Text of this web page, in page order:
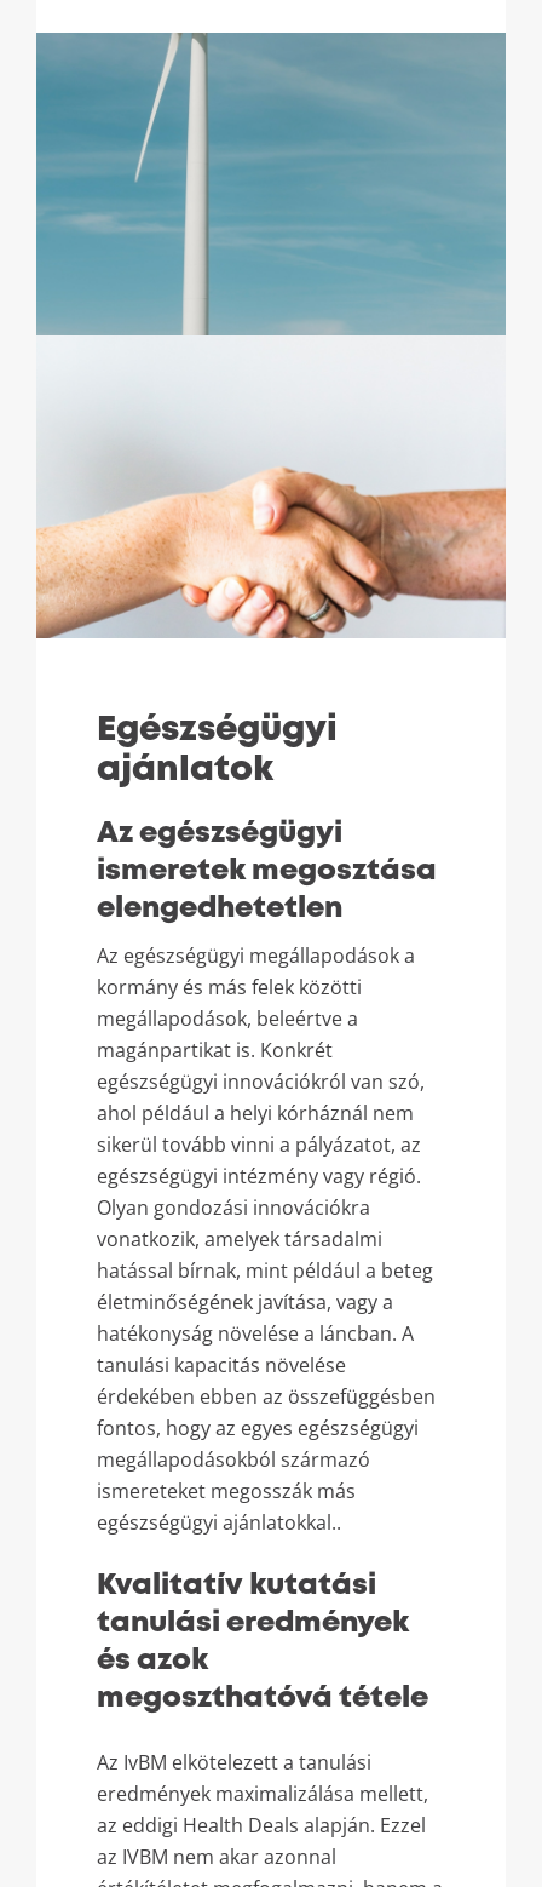
Egészségügyi
ajánlatok
Az egészségügyi
ismeretek megosztása
elengedhetetlen
Az egészségügyi megállapodások a
kormány és más felek közötti
megállapodások, beleértve a
magánpartikat is. Konkrét
egészségügyi innovációkról van szó,
ahol például a helyi kórháznál nem
sikerül tovább vinni a pályázatot, az
egészségügyi intézmény vagy régió.
Olyan gondozási innovációkra
vonatkozik, amelyek társadalmi
hatással bírnak, mint például a beteg
életminőségének javítása, vagy a
hatékonyság növelése a láncban. A
tanulási kapacitás növelése
érdekében ebben az összefüggésben
fontos, hogy az egyes egészségügyi
megállapodásokból származó
ismereteket megosszák más
egészségügyi ajánlatokkal..
Kvalitatív kutatási
tanulási eredmények
és azok
megoszthatóvá tétele
Az IvBM elkötelezett a tanulási
eredmények maximalizálása mellett,
az eddigi Health Deals alapján. Ezzel
az IVBM nem akar azonnal